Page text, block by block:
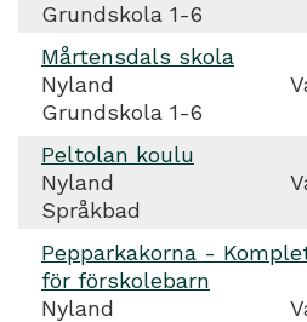
Grundskola 1-6
Mårtensdals skola
Nyland
Grundskola 1-6
Peltolan koulu
Nyland
Språkbad
Pepparkakorna -
för förskolebarn
Nyland